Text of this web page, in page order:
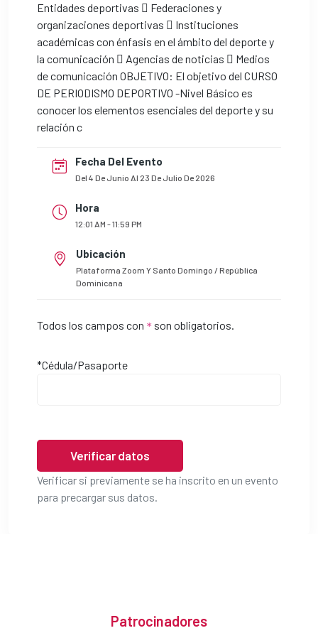
Entidades deportivas  Federaciones y
organizaciones deportivas  Instituciones
académicas con énfasis en el ámbito del deporte y
la comunicación  Agencias de noticias  Medios
de comunicación OBJETIVO: El objetivo del CURSO
DE PERIODISMO DEPORTIVO -Nivel Básico es
conocer los elementos esenciales del deporte y su
relación c
Fecha Del Evento
Del 4 De Junio Al 23 De Julio De 2026
Hora
12:01 AM - 11:59 PM
Ubicación
Plataforma Zoom Y Santo Domingo / República
Dominicana
Todos los campos con * son obligatorios.
*Cédula/Pasaporte
Verificar datos
Verificar si previamente se ha inscrito en un evento
para precargar sus datos.
Patrocinadores